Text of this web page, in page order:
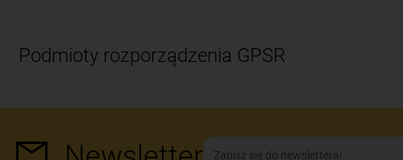
Podmioty rozporządzenia GPSR